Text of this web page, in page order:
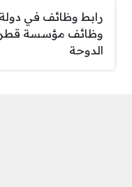
رابط وظائف في
وظائف مؤسسة
الدوحة